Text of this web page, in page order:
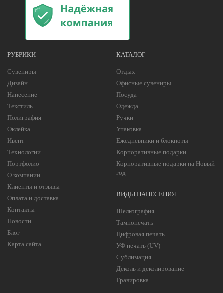
РУБРИКИ
Сувениры
Дизайн
Нанесение
Текстиль
Полиграфия
Оклейка
Ивент
Технологии
Портфолио
О компании
Клиенты и отзывы
Оплата и доставка
Контакты
Новости
Блог
Карта сайта
КАТАЛОГ
Отдых
Офисные сувениры
Посуда
Одежда
Ручки
Упаковка
Ежедневники и блокноты
Корпоративные подарки
Корпоративные подарки на Новый
год
ВИДЫ НАНЕСЕНИЯ
Шелкография
Тампопечать
Цифровая печать
УФ печать (UV)
Сублимация
Деколь и деколирование
Гравировка